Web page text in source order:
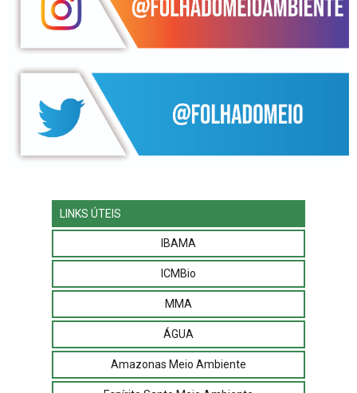
LINKS ÚTEIS
IBAMA
ICMBio
MMA
ÁGUA
Amazonas Meio Ambiente